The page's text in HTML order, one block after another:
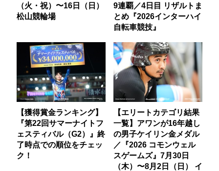
（火・祝）〜16日（日）
松山競輪場
9連覇／4日目 リザルトま
とめ『2026インターハイ
自転車競技』
【獲得賞金ランキング】
『第22回サマーナイトフ
ェスティバル（G2）』終
了時点での順位をチェッ
ク！
【エリートカテゴリ結果
一覧】アワンが16年越し
の男子ケイリン金メダル
／『2026 コモンウェル
スゲームズ』7月30日
（木）〜8月2日（日） イ